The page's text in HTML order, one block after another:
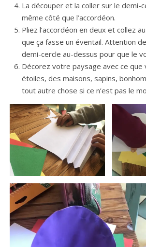
La découper et la coller sur le demi-
même côté que l’accordéon.
Pliez l’accordéon en deux et collez
que ça fasse un éventail. Attention
demi-cercle au-dessus pour que le
Décorez votre paysage avec ce que
étoiles, des maisons, sapins,
tout autre chose si ce n’est pas le